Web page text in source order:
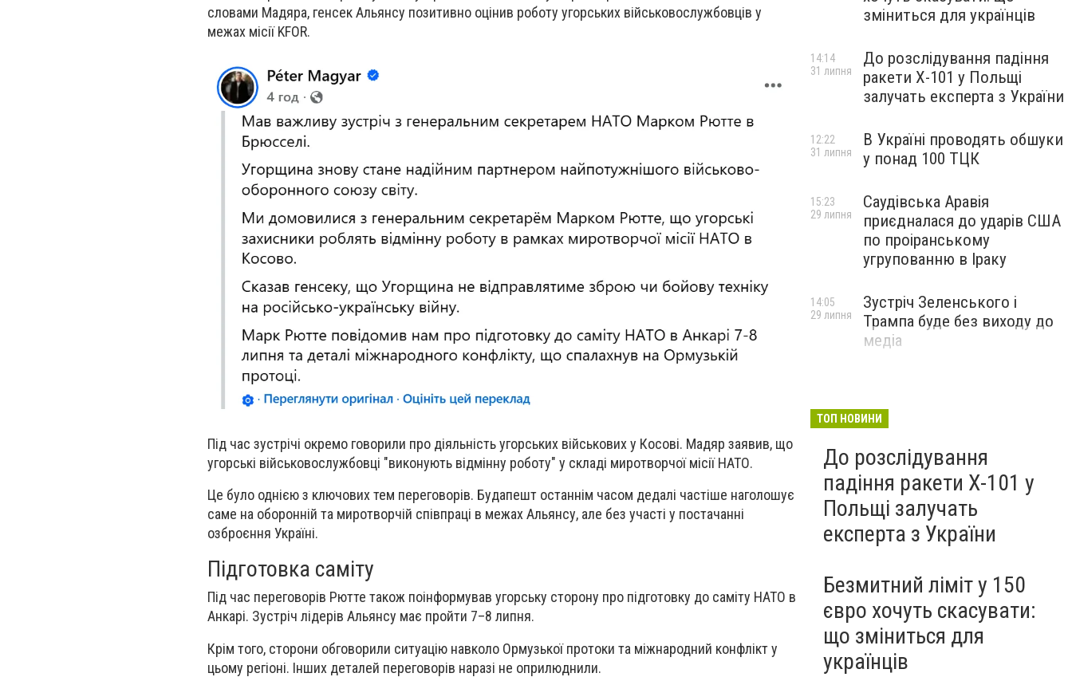
словами Мадяра, генсек Альянсу позитивно оцінив роботу угорських військовослужбовців у
межах місії KFOR.
Під час зустрічі окремо говорили про діяльність угорських військових у Косові. Мадяр заявив, що
угорські військовослужбовці "виконують відмінну роботу" у складі миротворчої місії НАТО.
Це було однією з ключових тем переговорів. Будапешт останнім часом дедалі частіше наголошує
саме на оборонній та миротворчій співпраці в межах Альянсу, але без участі у постачанні
озброєння Україні.
Підготовка саміту
Під час переговорів Рютте також поінформував угорську сторону про підготовку до саміту НАТО в
Анкарі. Зустріч лідерів Альянсу має пройти 7–8 липня.
Крім того, сторони обговорили ситуацію навколо Ормузької протоки та міжнародний конфлікт у
цьому регіоні. Інших деталей переговорів наразі не оприлюднили.
зміниться для українців
До розслідування падіння
ракети Х-101 у Польщі
залучать експерта з України
14:14
31 липня
В Україні проводять обшуки
у понад 100 ТЦК
12:22
31 липня
Саудівська Аравія
приєдналася до ударів США
по проіранському
угрупованню в Іраку
15:23
29 липня
Зустріч Зеленського і
Трампа буде без виходу до
медіа
14:05
29 липня
ТОП НОВИНИ
До розслідування
падіння ракети Х-101 у
Польщі залучать
експерта з України
Безмитний ліміт у 150
євро хочуть скасувати:
що зміниться для
українців